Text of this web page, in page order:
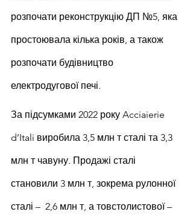
розпочати реконструкцію ДП №5, яка
простоювала кілька років, а також
розпочати будівництво
електродугової печі.
За підсумками 2022 року Acciaierie
d’Itali виробила 3,5 млн т сталі та 3,3
млн т чавуну. Продажі сталі
становили 3 млн т, зокрема рулонної
сталі –  2,6 млн т, а товстолистової –